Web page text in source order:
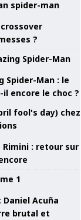
?
Spider-Man : le
encore le choc ?
: retour sur
Daniel Acuña
brutal et